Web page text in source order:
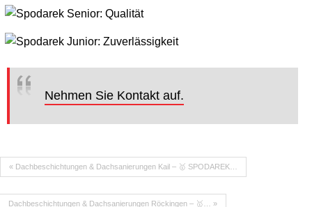
Nehmen Sie Kontakt auf.
« Dachbeschichtungen & Dachsanierungen Kail – 🥇 SPODAREK…
Dachbeschichtungen & Dachsanierungen Röckingen – 🥇… »